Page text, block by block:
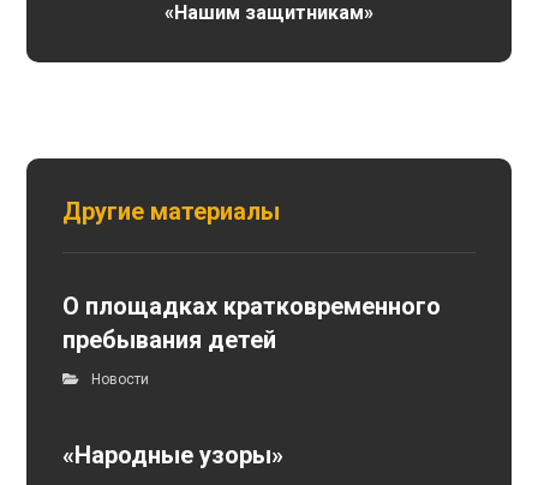
«Нашим защитникам»
Другие материалы
О площадках кратковременного
пребывания детей
Новости
«Народные узоры»